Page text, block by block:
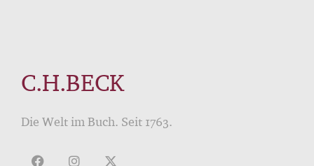
C.H.BECK
Die Welt im Buch. Seit 1763.